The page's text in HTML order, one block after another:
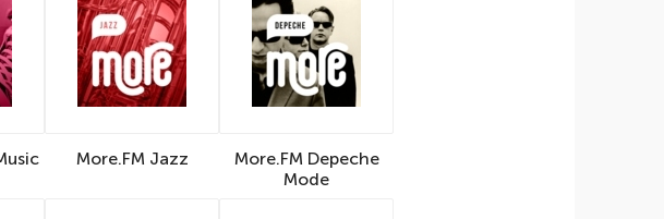
More.FM Jazz
More.FM Depeche
Mode